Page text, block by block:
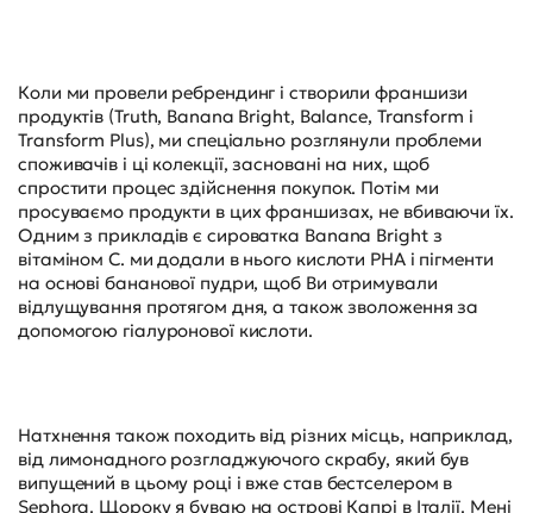
Коли ми провели ребрендинг і створили франшизи
продуктів (Truth, Banana Bright, Balance, Transform і
Transform Plus), ми спеціально розглянули проблеми
споживачів і ці колекції, засновані на них, щоб
спростити процес здійснення покупок. Потім ми
просуваємо продукти в цих франшизах, не вбиваючи їх.
Одним з прикладів є сироватка Banana Bright з
вітаміном С. ми додали в нього кислоти PHA і пігменти
на основі бананової пудри, щоб Ви отримували
відлущування протягом дня, а також зволоження за
допомогою гіалуронової кислоти.
Натхнення також походить від різних місць, наприклад,
від лимонадного розгладжуючого скрабу, який був
випущений в цьому році і вже став бестселером в
Sephora. Щороку я буваю на острові Капрі в Італії. Мені